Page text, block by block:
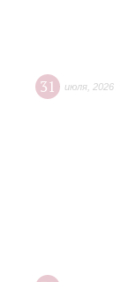
31 июля 2026